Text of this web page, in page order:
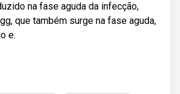
na fase aguda da infecção,
que também surge na fase aguda,
e.